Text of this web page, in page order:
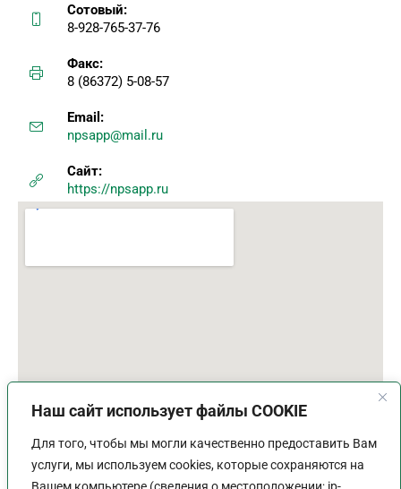
Наш сайт использует файлы COOKIE
Для того, чтобы мы могли качественно предоставить Вам
услуги, мы используем cookies, которые сохраняются на
Сотовый:
8-928-765-37-76
Факс:
8 (86372) 5-08-57
Email:
npsapp@mail.ru
Сайт:
https://npsapp.ru